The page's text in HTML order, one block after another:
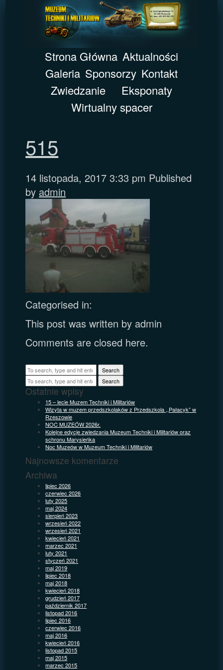
Strona Główna Aktualności
Galeria Sponsorzy Kontakt
Zwiedzanie
Eksponaty
Wirtualny spacer
515
14 listopada, 2017 3:33 pm Published
by admin
Categorised in:
This post was written by admin
Comments are closed here.
Search
Search
Ostatnie wpisy
15 – lecie Muzem Techniki i Militariów
Wizyta w muzem przedszkolaków z Przedszkola ,,Pałacyk” w
Rzeszowie
NOC MUZEÓW 2026r.
Kolejne edycje zwiedzania Muzeum Techniki i Militariów oraz
schronu Marysieńka
Noc Muzeów w Muzeum Techniki i Militariów
Najnowsze komentarze
Archiwa
lipiec 2026
czerwiec 2026
luty 2025
maj 2024
sierpień 2023
wrzesień 2022
wrzesień 2021
kwiecień 2021
marzec 2021
luty 2021
styczeń 2021
maj 2019
lipiec 2018
maj 2018
kwiecień 2018
grudzień 2017
październik 2017
listopad 2016
lipiec 2016
czerwiec 2016
maj 2016
kwiecień 2016
listopad 2015
maj 2015
marzec 2015